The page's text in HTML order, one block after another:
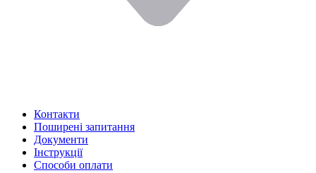
Контакти
Поширені запитання
Документи
Інструкції
Способи оплати